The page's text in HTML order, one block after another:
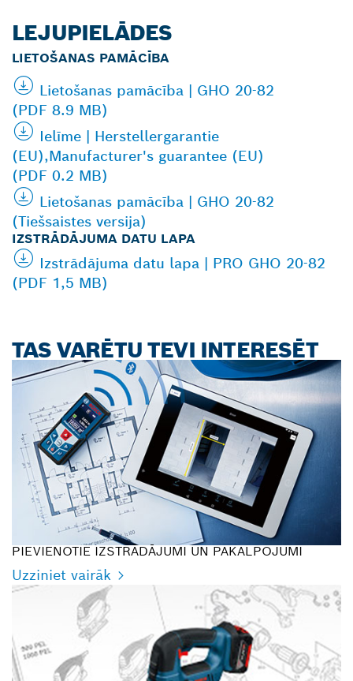
LEJUPIELĀDES
LIETOŠANAS PAMĀCĪBA
Lietošanas pamācība | GHO 20-82
(PDF 8.9 MB)
Ielīme | Herstellergarantie
(EU),Manufacturer's guarantee (EU)
(PDF 0.2 MB)
Lietošanas pamācība | GHO 20-82
(Tiešsaistes versija)
IZSTRĀDĀJUMA DATU LAPA
Izstrādājuma datu lapa | PRO GHO 20-82
(PDF 1,5 MB)
TAS VARĒTU TEVI INTERESĒT
PIEVIENOTIE IZSTRĀDĀJUMI UN PAKALPOJUMI
Uzziniet vairāk